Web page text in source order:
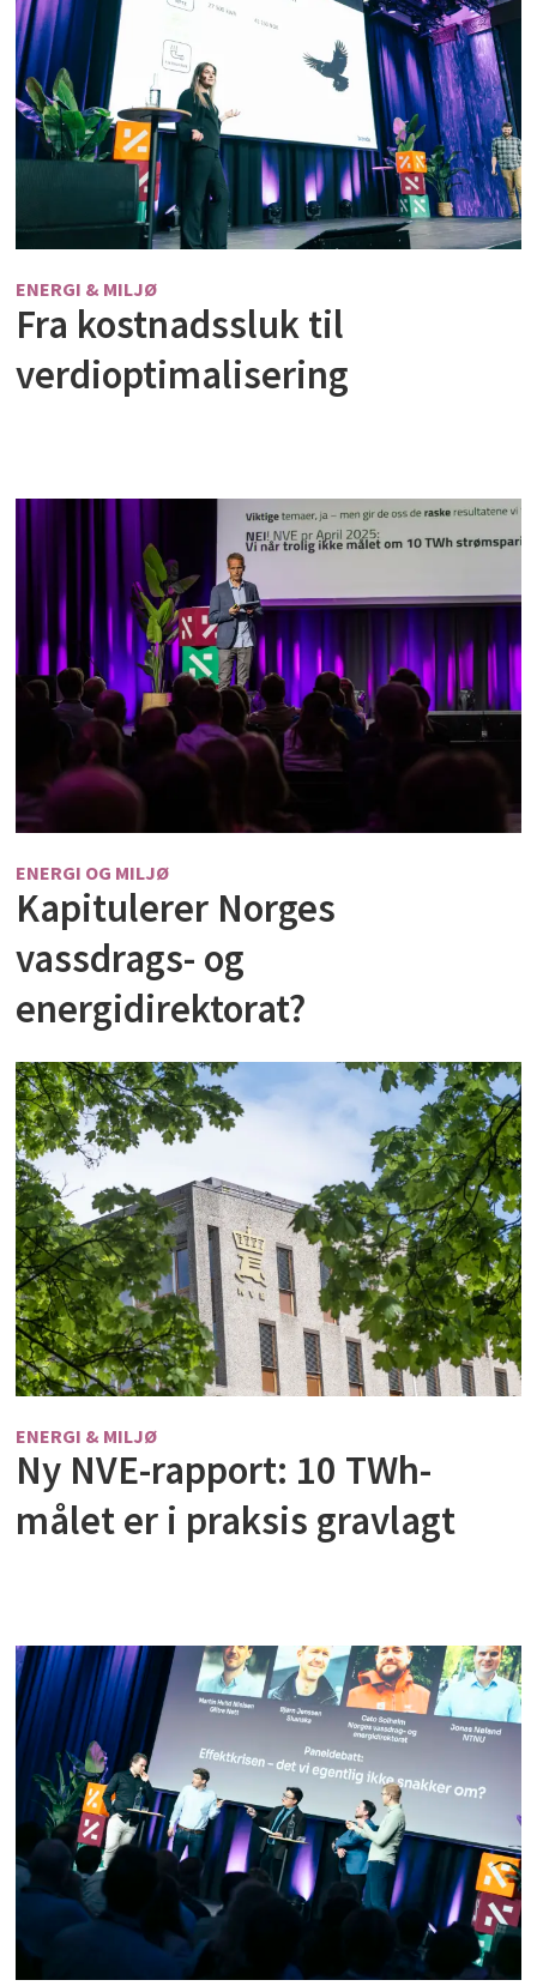
ENERGI & MILJØ
Fra kostnadssluk til
verdioptimalisering
ENERGI OG MILJØ
Kapitulerer Norges
vassdrags- og
energidirektorat?
ENERGI & MILJØ
Ny NVE-rapport: 10 TWh-
målet er i praksis gravlagt